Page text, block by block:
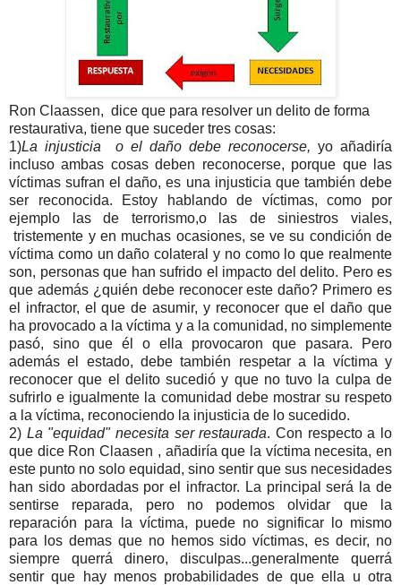
Ron Claassen, dice que para resolver un delito de forma
restaurativa, tiene que suceder tres cosas:
1)La injusticia o el daño debe reconocerse, yo añadiría
incluso ambas cosas deben reconocerse, porque que las
víctimas sufran el daño, es una injusticia que también debe
ser reconocida. Estoy hablando de víctimas, como por
ejemplo las de terrorismo,o las de siniestros viales,
tristemente y en muchas ocasiones, se ve su condición de
víctima como un daño colateral y no como lo que realmente
son, personas que han sufrido el impacto del delito. Pero es
que además ¿quién debe reconocer este daño? Primero es
el infractor, el que de asumir, y reconocer que el daño que
ha provocado a la víctima y a la comunidad, no simplemente
pasó, sino que él o ella provocaron que pasara. Pero
además el estado, debe también respetar a la víctima y
reconocer que el delito sucedió y que no tuvo la culpa de
sufrirlo e igualmente la comunidad debe mostrar su respeto
a la víctima, reconociendo la injusticia de lo sucedido.
2) La "equidad" necesita ser restaurada. Con respecto a lo
que dice Ron Claasen , añadiría que la víctima necesita, en
este punto no solo equidad, sino sentir que sus necesidades
han sido abordadas por el infractor. La principal será la de
sentirse reparada, pero no podemos olvidar que la
reparación para la víctima, puede no significar lo mismo
para los demas que no hemos sido víctimas, es decir, no
siempre querrá dinero, disculpas...generalmente querrá
sentir que hay menos probabilidades de que ella u otra